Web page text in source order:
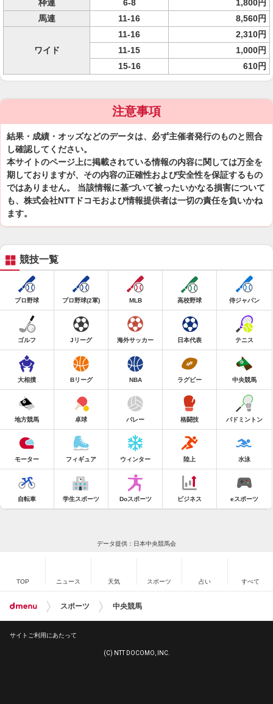
枠連
6-8
1,800円
馬連
11-16 8,560円
ワイド
11-16
2,310円
11-15
1,000円
15-16
610円
注意事項
結果・成績・オッズなどのデータは、必ず主催者発行のものと照合
し確認してください。
本サイトのページ上に掲載されている情報の内容に関しては万全を
期しておりますが、その内容の正確性および安全性を保証するもの
ではありません。 当該情報に基づいて被ったいかなる損害について
も、株式会社NTTドコモおよび情報提供者は一切の責任を負いかね
ます。
競技一覧
プロ野球 プロ野球(2軍) MLB 高校野球 侍ジャパン
ゴルフ Jリーグ 海外サッカー 日本代表 テニス
大相撲 Bリーグ NBA ラグビー 中央競馬
地方競馬 卓球 バレー 格闘技 バドミントン
モーター フィギュア ウィンター 陸上 水泳
自転車 学生スポーツ Doスポーツ ビジネス eスポーツ
データ提供：日本中央競馬会
TOP ニュース 天気 スポーツ 占い すべて
スポーツ 中央競馬
サイトご利用にあたって
(C) NTT DOCOMO, INC.